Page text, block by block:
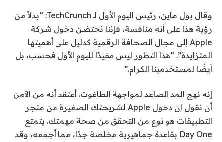
وقال بول ماين، رئيس اليوم الأول لـ TechCrunch: “بدلاً من
رؤية هذا على أنه منافسة، فإننا نحتضن دخول شركة
Apple إلى مجال الصحافة الرقمية كدليل على أهميتها
المتزايدة”. “هذا التطور ليس مفيدًا لليوم الأول فحسب، بل
أيضًا لمستخدمينا الكرام.”
إنه نهج المد الصاعد لمواجهة الطاغوت. أعتقد أنه من الآمن
أن نقول إن دخول Apple لشريحتك الصغيرة من متجر
التطبيقات هو نوع من التحقق من صحة مهمتك. يتمتع
Day One بقاعدة جماهيرية مخلصة جدًا، مما أجمعه، وقد